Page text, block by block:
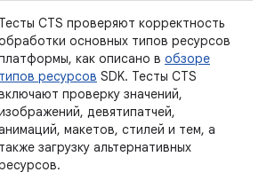
Тесты CTS проверяют корректность
основных типов ресурсов
как описано в обзоре
типов ресурсов SDK. Тесты CTS
проверку значений,
девятипатчей,
макетов, стилей и тем, а
также загрузку альтернативных